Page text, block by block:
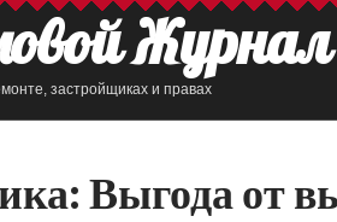
Журнал
застройщиках и правах
Выгода от